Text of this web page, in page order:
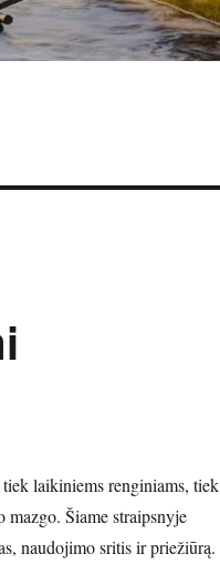
laikiniems renginiams, tiek
Šiame straipsnyje
naudojimo sritis ir priežiūrą.